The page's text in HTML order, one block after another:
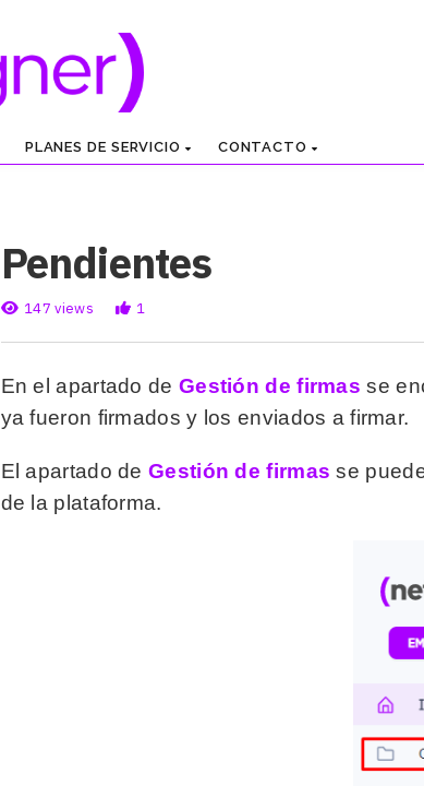
PLANES DE SERVICIO CONTACTO
Pendientes
147 views 1
En el apartado de Gestión de firmas se
ya fueron firmados y los enviados a firmar.
El apartado de Gestión de firmas se
de la plataforma.